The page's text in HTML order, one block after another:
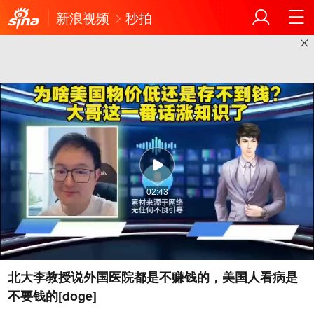
新浪视频 秒拍
02:43
北大李教授说外国医院都是不赚钱的，美国人看病是